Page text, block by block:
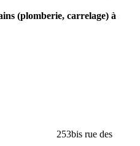
(plomberie, carrelage) à
253bis rue des